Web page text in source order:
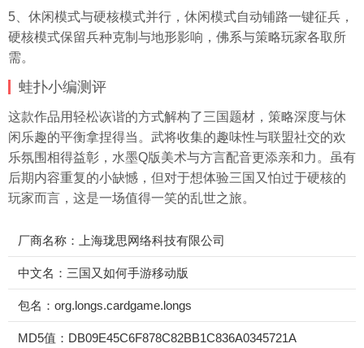
5、休闲模式与硬核模式并行，休闲模式自动铺路一键征兵，
硬核模式保留兵种克制与地形影响，佛系与策略玩家各取所
需。
蛙扑小编测评
这款作品用轻松诙谐的方式解构了三国题材，策略深度与休
闲乐趣的平衡拿捏得当。武将收集的趣味性与联盟社交的欢
乐氛围相得益彰，水墨Q版美术与方言配音更添亲和力。虽有
后期内容重复的小缺憾，但对于想体验三国又怕过于硬核的
玩家而言，这是一场值得一笑的乱世之旅。
厂商名称：上海珑思网络科技有限公司
中文名：三国又如何手游移动版
包名：org.longs.cardgame.longs
MD5值：DB09E45C6F878C82BB1C836A0345721A